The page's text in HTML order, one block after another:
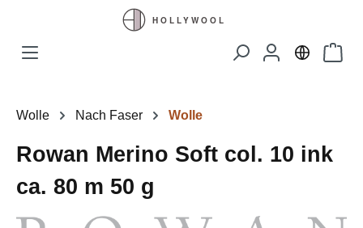
Zum Hauptinhalt springen
Wolle Nach Faser Wolle
Rowan Merino Soft col. 10 ink
ca. 80 m 50 g